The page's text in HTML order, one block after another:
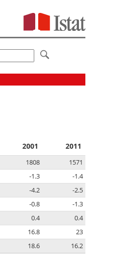
2001 2011
1808
1571
-1.3
-1.4
-4.2
-2.5
-0.8
-1.3
0.4
0.4
16.8
23
18.6 16.2